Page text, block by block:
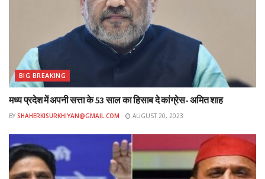
799 117
Tags: #Agra #KanganaRanaut
BIG BREAKING
मध्य प्रदेश में अपनी सत्ता के 53 साल का हिसाब दे कांग्रेस- अमित शाह
BY SHAHERKISURKHIYAN@GMAIL.COM AUGUST 20, 2023